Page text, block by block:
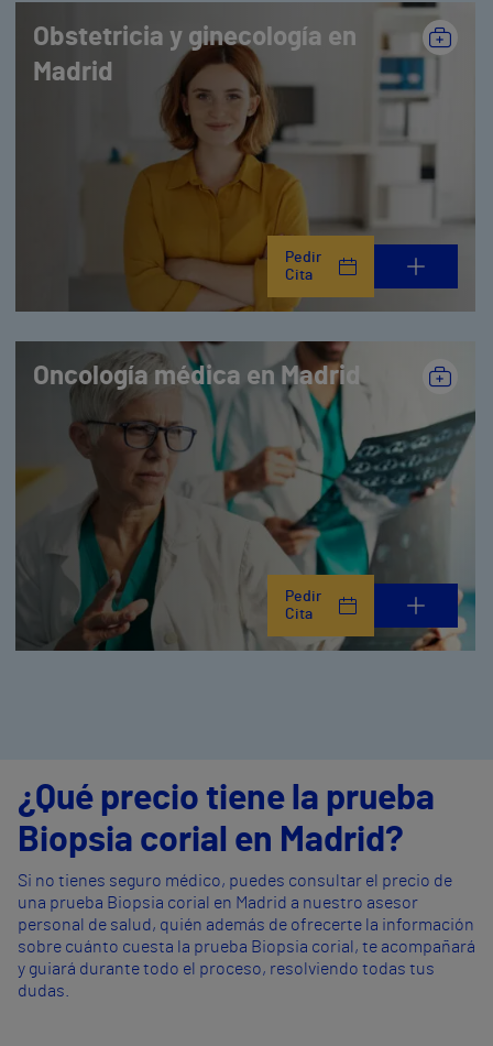
Obstetricia y ginecología en
Madrid
Pedir
Cita
Oncología médica en Madrid
Pedir
Cita
¿Qué precio tiene la prueba
Biopsia corial en Madrid?
Si no tienes seguro médico, puedes consultar el precio de
una prueba Biopsia corial en Madrid a nuestro asesor
personal de salud, quién además de ofrecerte la información
sobre cuánto cuesta la prueba Biopsia corial, te acompañará
y guiará durante todo el proceso, resolviendo todas tus
dudas.